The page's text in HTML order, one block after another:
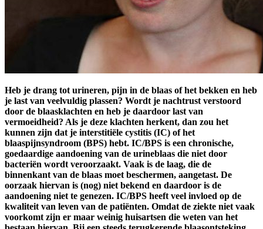
Heb je drang tot urineren, pijn in de blaas of het bekken en heb
je last van veelvuldig plassen? Wordt je nachtrust verstoord
door de blaasklachten en heb je daardoor last van
vermoeidheid? Als je deze klachten herkent, dan zou het
kunnen zijn dat je interstitiële cystitis (IC) of het
blaaspijnsyndroom (BPS) hebt. IC/BPS is een chronische,
goedaardige aandoening van de urineblaas die niet door
bacteriën wordt veroorzaakt. Vaak is de laag, die de
binnenkant van de blaas moet beschermen, aangetast. De
oorzaak hiervan is (nog) niet bekend en daardoor is de
aandoening niet te genezen. IC/BPS heeft veel invloed op de
kwaliteit van leven van de patiënten. Omdat de ziekte niet vaak
voorkomt zijn er maar weinig huisartsen die weten van het